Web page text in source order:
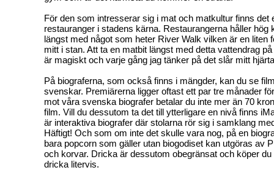
För den som intresserar sig i mat och matkultur finns det
restauranger i stadens kärna. Restaurangerna håller hög
längst med något som heter River Walk vilken är en liten
mitt i stan. Att ta en matbit längst med detta vattendrag
är magiskt och varje gång jag tänker på det slår mitt
På biograferna, som också finns i mängder, kan du se
svenskar. Premiärerna ligger oftast ett par tre månader
mot våra svenska biografer betalar du inte mer än 70
film. Vill du dessutom ta det till ytterligare en nivå finns
är interaktiva biografer där stolarna rör sig i samklang
Häftigt! Och som om inte det skulle vara nog, på en
bara popcorn som gäller utan biogodiset kan utgöras av
och korvar. Dricka är dessutom obegränsat och köper
dricka litervis.